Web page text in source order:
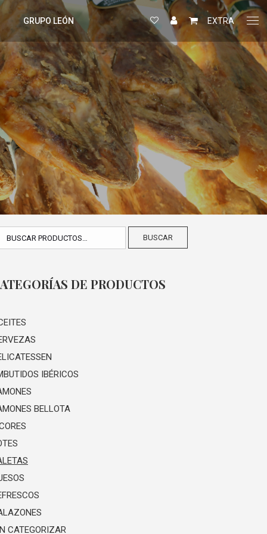
GRUPO LEÓN EXTRA
BUSCAR
DE PRODUCTOS
IBÉRICOS
BELLOTA
CATEGORIZAR